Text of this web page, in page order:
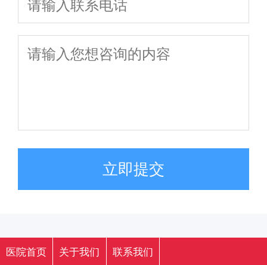
立即提交
医院首页 关于我们 联系我们